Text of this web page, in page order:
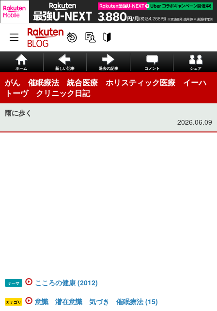
ホーム 新しい記事 過去の記事 コメント シェア
がん 催眠療法 統合医療 ホリスティック医療 イーハ
トーヴ クリニック日記
雨に歩く
2026.06.09
テーマ こころの健康 (2012)
カテゴリ 意識 潜在意識 気づき 催眠療法 (15)